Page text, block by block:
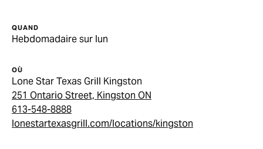
QUAND
Hebdomadaire sur lun
OÙ
Lone Star Texas Grill Kingston
251 Ontario Street, Kingston ON
613-548-8888
lonestartexasgrill.com/locations/kingston